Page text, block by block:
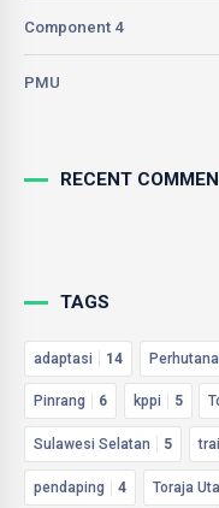
Component 4
PMU
RECENT
TAGS
adaptasi 14
Pinrang 6 kppi 5
Sulawesi Selatan 5
pendaping 4 Toraja